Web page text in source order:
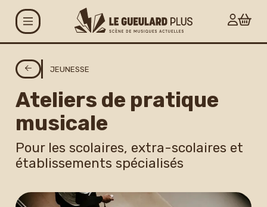
Aller au contenu principal
JEUNESSE
Ateliers de pratique
musicale
Pour les scolaires, extra-scolaires et
établissements spécialisés
Agenda
Projets
Le Gueulard Plus
Accueil et infos
pratiques